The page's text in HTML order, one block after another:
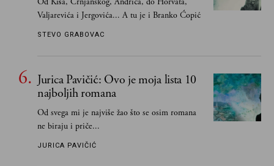
Valjarevića i Jergovića... A tu je i Branko Ćopić
STEVO GRABOVAC
Jurica Pavičić: Ovo je moja lista 10
najboljih romana
Od svega mi je najviše žao što se osim romana
ne biraju i priče...
JURICA PAVIČIĆ